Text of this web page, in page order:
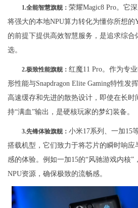
1.全能智慧旗舰： 荣耀Magic8 Pro。它
将强大的本地NPU算力转化为懂你所想的
的前提下提供高效智慧服务，是追求综
选。
2.极致性能旗舰： 红魔11 Pro。作为专
形性能与Snapdragon Elite Gaming特性发
高速缓存和先进的散热设计，即使在长时
持“满血”输出，是硬核玩家的梦幻装备。
3.先锋体验旗舰： 小米17系列、一加15
搭载机型，它们致力于将芯片的瞬时响应
感的体验。例如一加15的“风驰游戏内核”
NPU资源，确保极致的流畅感。